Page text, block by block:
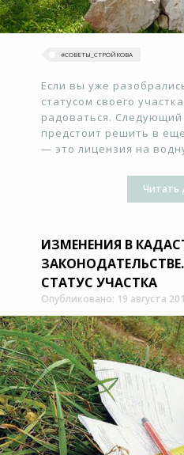
#‎СОВЕТЫ_СТРОЙКОВА
Если вы уже
статусом своего
радоваться.
предстоит решить в
— это лицензия на
Читать
ИЗМЕНЕНИЯ В
СТАТУС УЧАСТКА
Опубликовано: 19 августа